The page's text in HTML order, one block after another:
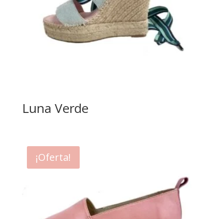
Luna Verde
¡Oferta!